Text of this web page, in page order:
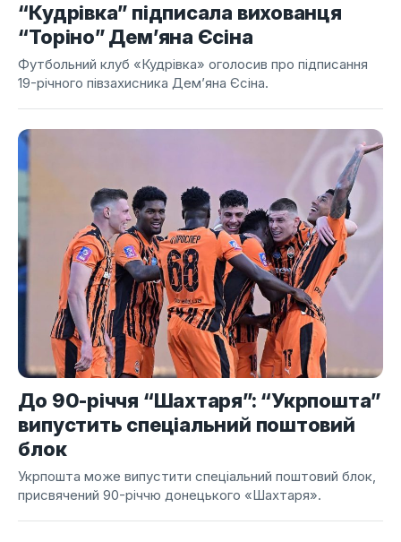
“Кудрівка” підписала вихованця
“Торіно” Дем’яна Єсіна
Футбольний клуб «Кудрівка» оголосив про підписання
19-річного півзахисника Дем’яна Єсіна.
До 90-річчя “Шахтаря”: “Укрпошта”
випустить спеціальний поштовий
блок
Укрпошта може випустити спеціальний поштовий блок,
присвячений 90-річчю донецького «Шахтаря».